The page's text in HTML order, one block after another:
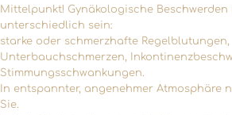
Mittelpunkt! Gynäkologische Beschwerden
unterschiedlich sein:
starke oder schmerzhafte Regelblutungen,
Unterbauchschmerzen,
Stimmungsschwankungen.
In entspannter, angenehmer Atmosphäre
Sie.